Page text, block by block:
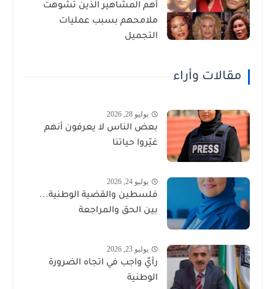
أهم المشاهير الذين تشوهت
ملامحهم بسبب عمليات
التجميل
مقالات وأراء
يوليو 28, 2026
بعض الناس لا يعرفون أنهم
غيّروا حياتنا
يوليو 24, 2026
فلسطين والقضية الوطنية...
بين الحق والمراجعة
يوليو 23, 2026
رأيٌ واجب في اتجاه الضرورة
الوطنية